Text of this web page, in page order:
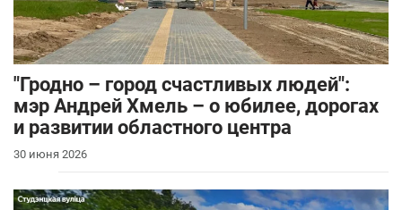
"Гродно – город счастливых людей":
мэр Андрей Хмель – о юбилее, дорогах
и развитии областного центра
30 июня 2026